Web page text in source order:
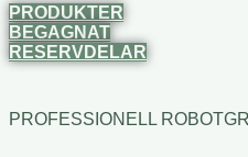
PRODUKTER
BEGAGNAT
RESERVDELAR
PROFESSIONELL